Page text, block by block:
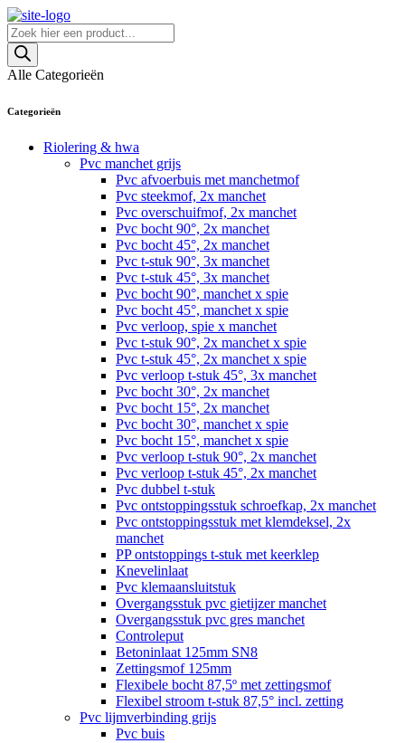
Skip
to
content
Producten
zoeken
Alle Categorieën
Categorieën
Riolering & hwa
Pvc manchet grijs
Pvc afvoerbuis met manchetmof
Pvc steekmof, 2x manchet
Pvc overschuifmof, 2x manchet
Pvc bocht 90°, 2x manchet
Pvc bocht 45°, 2x manchet
Pvc t-stuk 90°, 3x manchet
Pvc t-stuk 45°, 3x manchet
Pvc bocht 90°, manchet x spie
Pvc bocht 45°, manchet x spie
Pvc verloop, spie x manchet
Pvc t-stuk 90°, 2x manchet x spie
Pvc t-stuk 45°, 2x manchet x spie
Pvc verloop t-stuk 45°, 3x manchet
Pvc bocht 30°, 2x manchet
Pvc bocht 15°, 2x manchet
Pvc bocht 30°, manchet x spie
Pvc bocht 15°, manchet x spie
Pvc verloop t-stuk 90°, 2x manchet
Pvc verloop t-stuk 45°, 2x manchet
Pvc dubbel t-stuk
Pvc ontstoppingsstuk schroefkap, 2x manchet
Pvc ontstoppingsstuk met klemdeksel, 2x
manchet
PP ontstoppings t-stuk met keerklep
Knevelinlaat
Pvc klemaansluitstuk
Overgangsstuk pvc gietijzer manchet
Overgangsstuk pvc gres manchet
Controleput
Betoninlaat 125mm SN8
Zettingsmof 125mm
Flexibele bocht 87,5º met zettingsmof
Flexibel stroom t-stuk 87,5° incl. zetting
Pvc lijmverbinding grijs
Pvc buis